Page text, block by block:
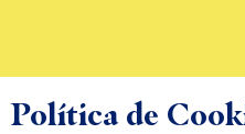
Política de